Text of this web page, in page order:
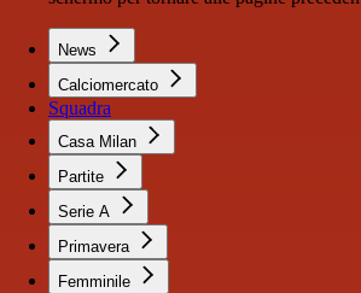
News
Calciomercato
Squadra
Casa Milan
Partite
Serie A
Primavera
Femminile